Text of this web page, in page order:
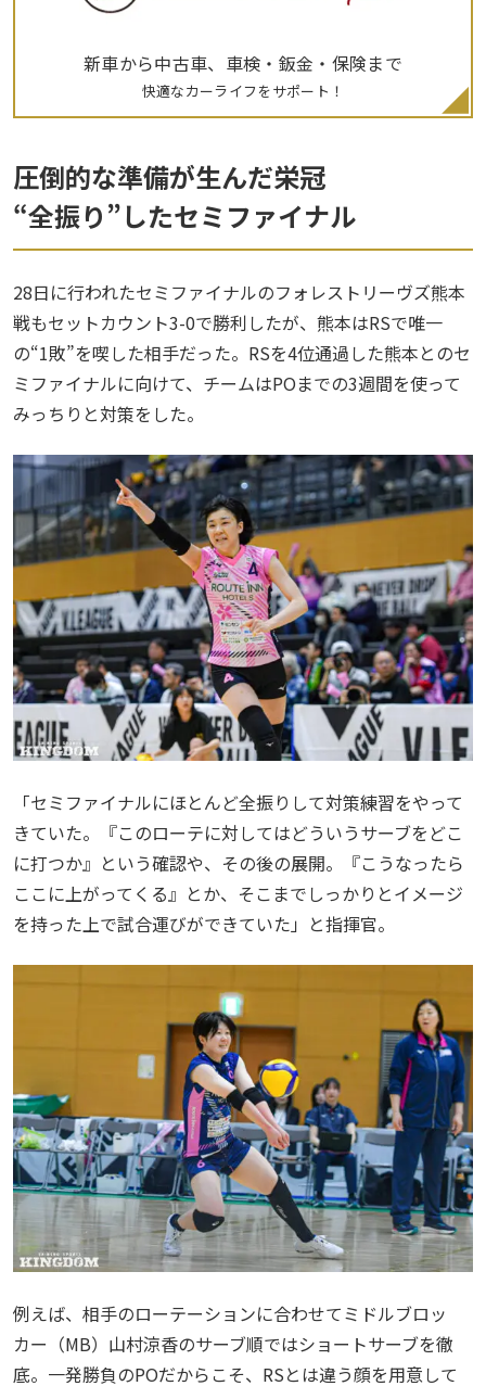
新車から中古車、車検・鈑金・保険まで
快適なカーライフをサポート！
圧倒的な準備が生んだ栄冠
“全振り”したセミファイナル
28日に行われたセミファイナルのフォレストリーヴズ熊本
戦もセットカウント3-0で勝利したが、熊本はRSで唯一
の“1敗”を喫した相手だった。RSを4位通過した熊本とのセ
ミファイナルに向けて、チームはPOまでの3週間を使って
みっちりと対策をした。
「セミファイナルにほとんど全振りして対策練習をやって
きていた。『このローテに対してはどういうサーブをどこ
に打つか』という確認や、その後の展開。『こうなったら
ここに上がってくる』とか、そこまでしっかりとイメージ
を持った上で試合運びができていた」と指揮官。
例えば、相手のローテーションに合わせてミドルブロッ
カー（MB）山村涼香のサーブ順ではショートサーブを徹
底。一発勝負のPOだからこそ、RSとは違う顔を用意して